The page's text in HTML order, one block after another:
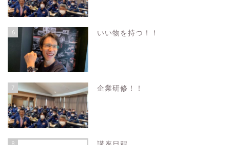
6 いい物を持つ！！
7 企業研修！！
8